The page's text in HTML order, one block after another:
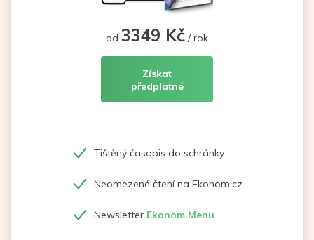
od 3349 Kč / rok
Získat
předplatné
Tištěný časopis do schránky
Neomezené čtení na Ekonom.cz
Newsletter Ekonom Menu